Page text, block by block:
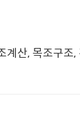
산, 목조구조